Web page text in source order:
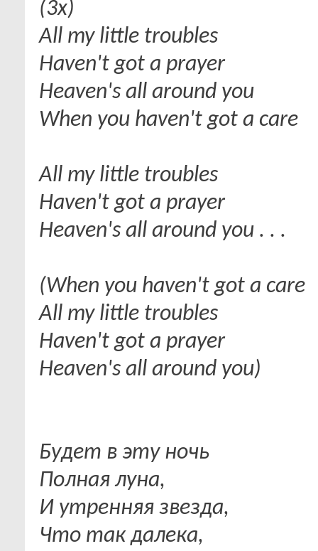
(3х)
All my little troubles
Haven't got a prayer
Heaven's all around you
When you haven't got a care
All my little troubles
Haven't got a prayer
Heaven's all around you . . .
(When you haven't got a care
All my little troubles
Haven't got a prayer
Heaven's all around you)
Будет в эту ночь
Полная луна,
И утренняя звезда,
Что так далека,